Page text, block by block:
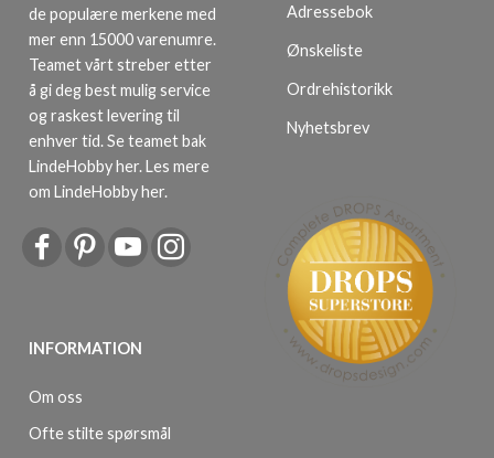
de populære merkene med
mer enn 15000 varenumre.
Teamet vårt streber etter
å gi deg best mulig service
og raskest levering til
enhver tid. Se teamet bak
LindeHobby her.Les mere
om LindeHobby her.
INFORMATION
Om oss
Ofte stilte spørsmål
Adressebok
Ønskeliste
Ordrehistorikk
Nyhetsbrev